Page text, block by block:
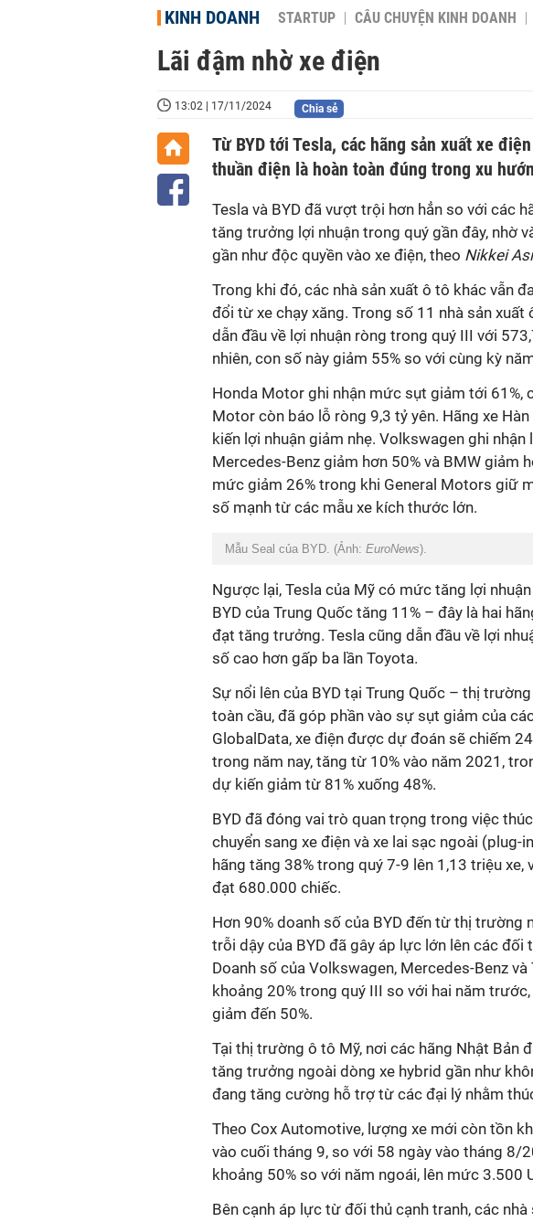
KINH DOANH STARTUP CÂU CHUYỆN KINH DOANH
Lãi đậm nhờ xe điện
13:02 | 17/11/2024 Chia sẻ
Từ BYD tới Tesla, các hãng sản xuất xe
thuần điện là hoàn toàn đúng trong xu
Tesla và BYD đã vượt trội hơn hẳn so với các
tăng trưởng lợi nhuận trong quý gần đây, nhờ
gần như độc quyền vào xe điện, theo Nikkei
Trong khi đó, các nhà sản xuất ô tô khác vẫn
đổi từ xe chạy xăng. Trong số 11 nhà sản
dẫn đầu về lợi nhuận ròng trong quý III với
nhiên, con số này giảm 55% so với cùng kỳ
Honda Motor ghi nhận mức sụt giảm tới 61%,
Motor còn báo lỗ ròng 9,3 tỷ yên. Hãng xe
kiến lợi nhuận giảm nhẹ. Volkswagen ghi nhận
Mercedes-Benz giảm hơn 50% và BMW giảm
mức giảm 26% trong khi General Motors giữ
số mạnh từ các mẫu xe kích thước lớn.
Mẫu Seal của BYD. (Ảnh: EuroNews).
Ngược lại, Tesla của Mỹ có mức tăng lợi
BYD của Trung Quốc tăng 11% – đây là hai
đạt tăng trưởng. Tesla cũng dẫn đầu về lợi
số cao hơn gấp ba lần Toyota.
Sự nổi lên của BYD tại Trung Quốc – thị
toàn cầu, đã góp phần vào sự sụt giảm của
GlobalData, xe điện được dự đoán sẽ chiếm
trong năm nay, tăng từ 10% vào năm 2021,
dự kiến giảm từ 81% xuống 48%.
BYD đã đóng vai trò quan trọng trong việc
chuyển sang xe điện và xe lai sạc ngoài (plug-
hãng tăng 38% trong quý 7-9 lên 1,13 triệu
đạt 680.000 chiếc.
Hơn 90% doanh số của BYD đến từ thị trường
trỗi dậy của BYD đã gây áp lực lớn lên các đối
Doanh số của Volkswagen, Mercedes-Benz
khoảng 20% trong quý III so với hai năm
giảm đến 50%.
Tại thị trường ô tô Mỹ, nơi các hãng Nhật Bản
tăng trưởng ngoài dòng xe hybrid gần như
đang tăng cường hỗ trợ từ các đại lý nhằm
Theo Cox Automotive, lượng xe mới còn tồn
vào cuối tháng 9, so với 58 ngày vào tháng 8/
khoảng 50% so với năm ngoái, lên mức 3.500
Bên cạnh áp lực từ đối thủ cạnh tranh, các